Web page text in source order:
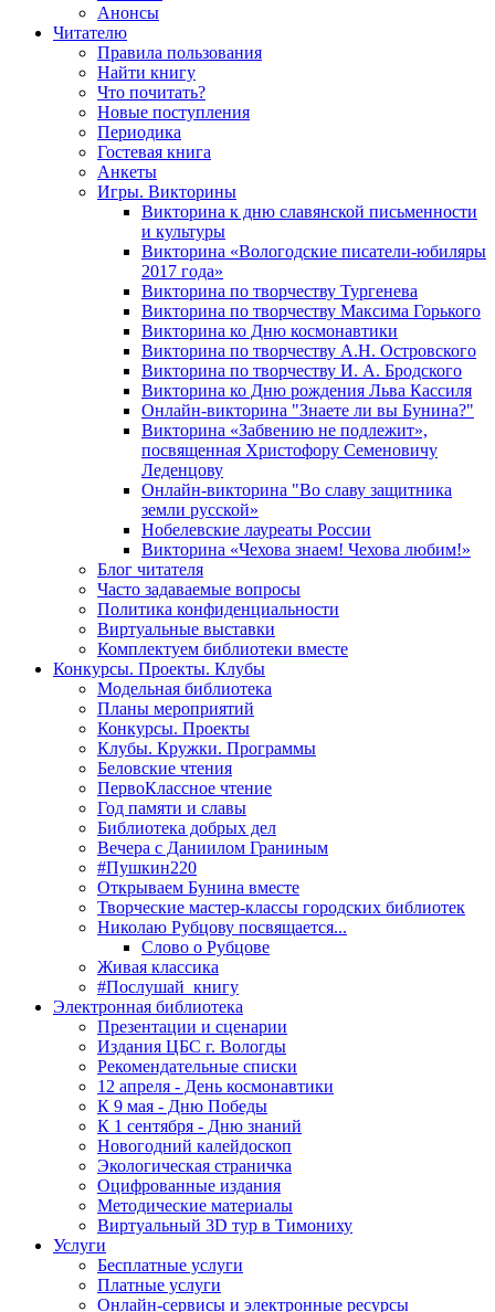
Анонсы
Читателю
Правила пользования
Найти книгу
Что почитать?
Новые поступления
Периодика
Гостевая книга
Анкеты
Игры. Викторины
Викторина к дню славянской письменности
и культуры
Викторина «Вологодские писатели-юбиляры
2017 года»
Викторина по творчеству Тургенева
Викторина по творчеству Максима Горького
Викторина ко Дню космонавтики
Викторина по творчеству А.Н. Островского
Викторина по творчеству И. А. Бродского
Викторина ко Дню рождения Льва Кассиля
Онлайн-викторина "Знаете ли вы Бунина?"
Викторина «Забвению не подлежит»,
посвященная Христофору Семеновичу
Леденцову
Онлайн-викторина "Во славу защитника
земли русской»
Нобелевские лауреаты России
Викторина «Чехова знаем! Чехова любим!»
Блог читателя
Часто задаваемые вопросы
Политика конфиденциальности
Виртуальные выставки
Комплектуем библиотеки вместе
Конкурсы. Проекты. Клубы
Модельная библиотека
Планы мероприятий
Конкурсы. Проекты
Клубы. Кружки. Программы
Беловские чтения
ПервоКлассное чтение
Год памяти и славы
Библиотека добрых дел
Вечера с Даниилом Граниным
#Пушкин220
Открываем Бунина вместе
Творческие мастер-классы городских библиотек
Николаю Рубцову посвящается...
Слово о Рубцове
Живая классика
#Послушай_книгу
Электронная библиотека
Презентации и сценарии
Издания ЦБС г. Вологды
Рекомендательные списки
12 апреля - День космонавтики
К 9 мая - Дню Победы
К 1 сентября - Дню знаний
Новогодний калейдоскоп
Экологическая страничка
Оцифрованные издания
Методические материалы
Виртуальный 3D тур в Тимониху
Услуги
Бесплатные услуги
Платные услуги
Онлайн-сервисы и электронные ресурсы